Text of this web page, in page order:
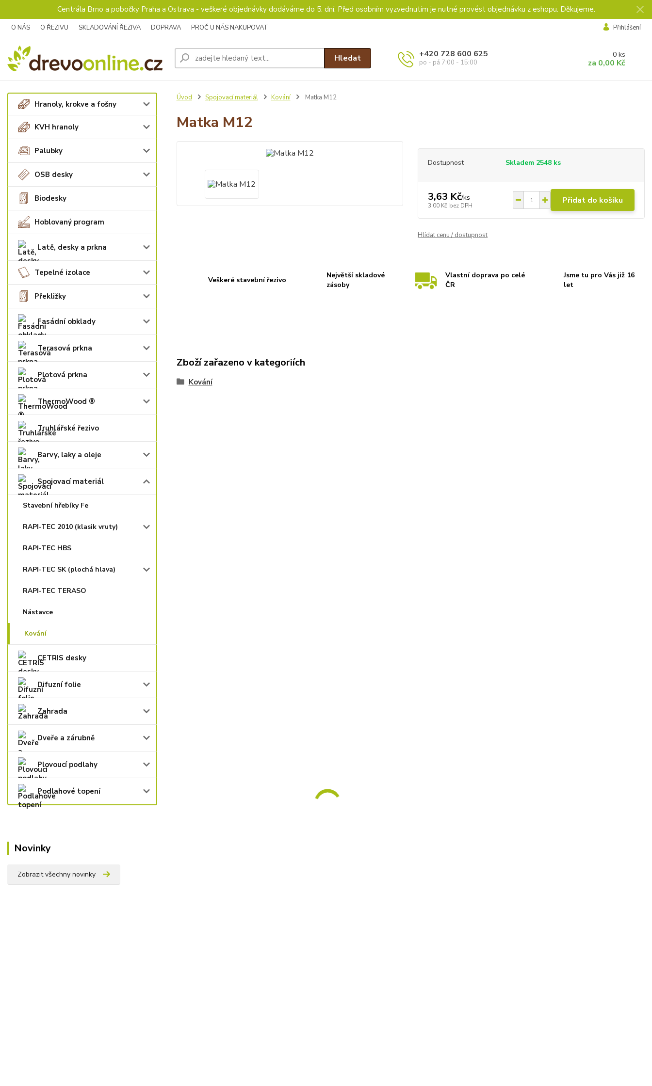
Centrála Brno a pobočky Praha a Ostrava - veškeré objednávky dodáváme do 5. dní. Před osobním vyzvednutím je nutné provést objednávku z eshopu. Děkujeme.
O NÁS O ŘEZIVU SKLADOVÁNÍ ŘEZIVA DOPRAVA PROČ U NÁS NAKUPOVAT Přihlášení
Hledat +420 728 600 625
po - pá 7:00 - 15:00
0 ks
za 0,00 Kč
Hranoly, krokve a fošny
KVH hranoly
Palubky
OSB desky
Biodesky
Hoblovaný program
Latě, desky a prkna
Tepelné izolace
Překližky
Fasádní obklady
Terasová prkna
Plotová prkna
ThermoWood ®
Truhlářské řezivo
Barvy, laky a oleje
Spojovací materiál
Stavební hřebíky Fe
RAPI-TEC 2010 (klasik vruty)
RAPI-TEC HBS
RAPI-TEC SK (plochá hlava)
RAPI-TEC TERASO
Nástavce
Kování
CETRIS desky
Difuzní folie
Zahrada
Dveře a zárubně
Plovoucí podlahy
Podlahové topení
Novinky
Zobrazit všechny novinky
Úvod Spojovací materiál Kování Matka M12
Matka M12
Dostupnost Skladem 2548 ks
3,63 Kč/ks
3,00 Kč bez DPH Přidat do košíku
Hlídat cenu / dostupnost
Veškeré stavební řezivo
Největší skladové
zásoby
Vlastní doprava po celé
ČR
Jsme tu pro Vás již 16
let
Zboží zařazeno v kategoriích
Kování